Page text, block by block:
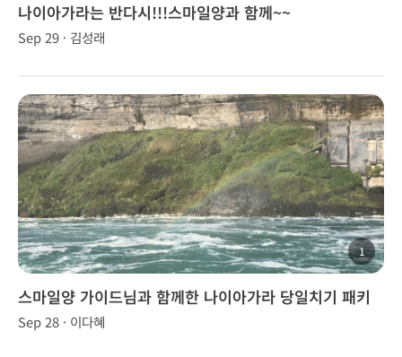
나이아가라는 반다시!!!스마일양과 함께~~
Sep 29 · 김성래
1
스마일양 가이드님과 함께한 나이아가라 당일치기 패키
지
Sep 28 · 이다혜